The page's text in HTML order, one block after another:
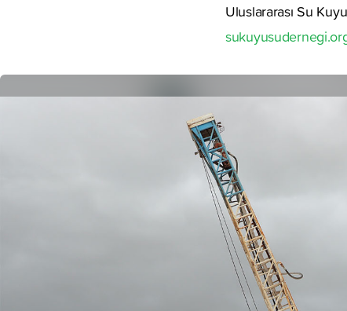
Uluslararası Su